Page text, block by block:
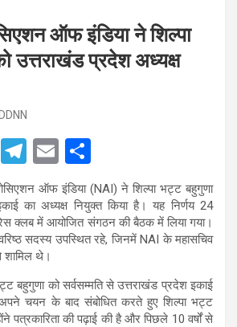
ऑफ इंडिया ने शिल्पा
उत्तराखंड प्रदेश अध्यक्ष
DDNN
X
T
el
e
gr
a
m
E
m
ail
h
ar
e
ऑफ इंडिया (NAI) ने शिल्पा भट्ट बहुगुणा
का अध्यक्ष नियुक्त किया है। यह निर्णय 24
क्लब में आयोजित संगठन की बैठक में लिया गया।
सदस्य उपस्थित रहे, जिनमें NAI के महासचिव
शामिल थे।
बहुगुणा को सर्वसम्मति से उत्तराखंड प्रदेश इकाई
चयन के बाद संबोधित करते हुए शिल्पा भट्ट
पत्रकारिता की पढ़ाई की है और पिछले 10 वर्षों से